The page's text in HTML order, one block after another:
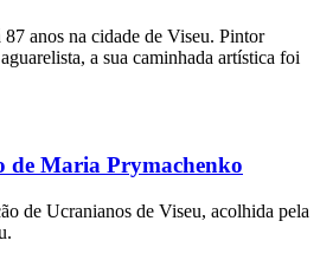
anos na cidade de Viseu. Pintor
a sua caminhada artística foi
de Maria Prymachenko
de Ucranianos de Viseu, acolhida pela